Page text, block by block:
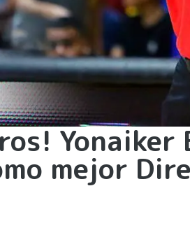
Yonaiker
mejor